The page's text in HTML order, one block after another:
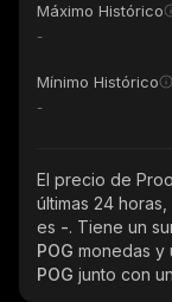
Máximo Histórico
-
Mínimo Histórico
-
El precio de
últimas 24
es -. Tiene un
POG monedas y
POG junto con